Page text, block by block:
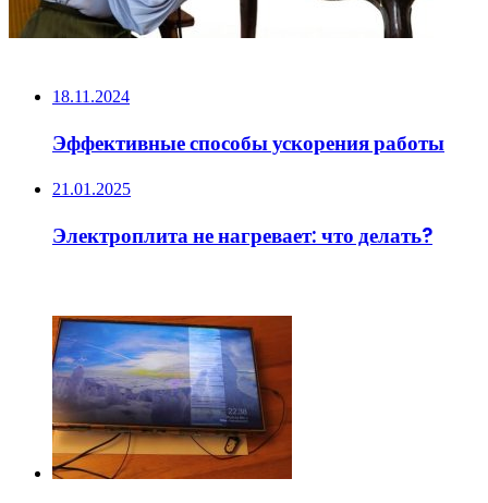
18.11.2024
Эффективные способы ускорения работы
21.01.2025
Электроплита не нагревает: что делать?